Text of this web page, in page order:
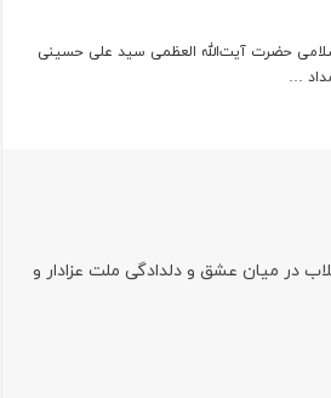
حضرت آیت‌الله العظمی سید علی حسینی
…
در میان عشق و دلدادگی ملت عزادار و